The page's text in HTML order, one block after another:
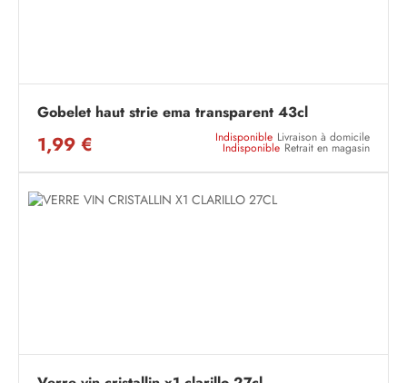
Gobelet haut strie ema transparent 43cl
1,99 € Indisponible Livraison à domicile
Indisponible Retrait en magasin